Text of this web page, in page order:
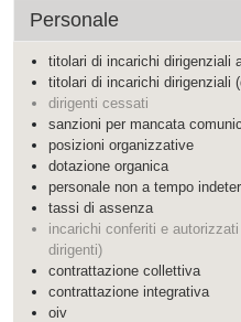
Personale
titolari di incarichi dirigenziali
titolari di incarichi dirigenziali
dirigenti cessati
sanzioni per mancata
posizioni organizzative
dotazione organica
personale non a tempo
tassi di assenza
incarichi conferiti e
dirigenti)
contrattazione collettiva
contrattazione integrativa
oiv